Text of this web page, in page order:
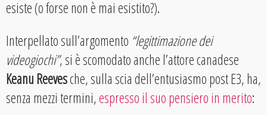
esiste (o forse non è mai esistito?).
Interpellato sull’argomento “legittimazione dei
videogiochi”, si è scomodato anche l’attore canadese
Keanu Reevesche, sulla scia dell’entusiasmo post E3, ha,
senza mezzi termini,espresso il suo pensiero in merito: